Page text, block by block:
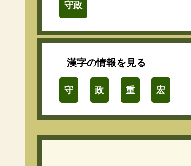
守政
漢字の情報を見る
守 政 重 宏